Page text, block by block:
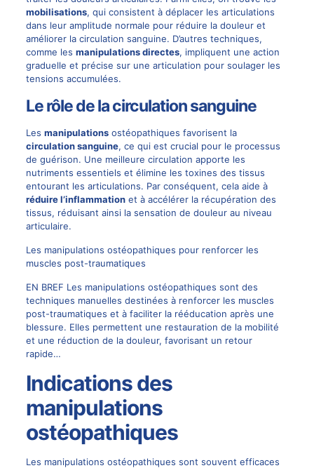
mobilisations, qui consistent à déplacer les articulations
dans leur amplitude normale pour réduire la douleur et
améliorer la circulation sanguine. D’autres techniques,
comme les manipulations directes, impliquent une action
graduelle et précise sur une articulation pour soulager les
tensions accumulées.
Le rôle de la circulation sanguine
Les manipulationsostéopathiques favorisent la
circulation sanguine, ce qui est crucial pour le processus
de guérison. Une meilleure circulation apporte les
nutriments essentiels et élimine les toxines des tissus
entourant les articulations. Par conséquent, cela aide à
réduire l’inflammationet à accélérer la récupération des
tissus, réduisant ainsi la sensation de douleur au niveau
articulaire.
Les manipulations ostéopathiques pour renforcer les
muscles post-traumatiques
EN BREF Les manipulations ostéopathiques sont des
techniques manuelles destinées à renforcer les muscles
post-traumatiques et à faciliter la rééducation après une
blessure. Elles permettent une restauration de la mobilité
et une réduction de la douleur, favorisant un retour
rapide…
Indications des
manipulations
ostéopathiques
Les manipulations ostéopathiques sont souvent efficaces